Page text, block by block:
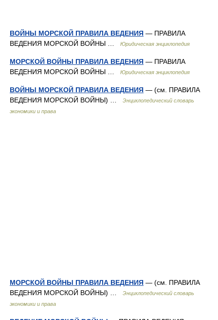
ВОЙНЫ МОРСКОЙ ПРАВИЛА ВЕДЕНИЯ — ПРАВИЛА
ВЕДЕНИЯ МОРСКОЙ ВОЙНЫ …
Юридическая энциклопедия
МОРСКОЙ ВОЙНЫ ПРАВИЛА ВЕДЕНИЯ — ПРАВИЛА
ВЕДЕНИЯ МОРСКОЙ ВОЙНЫ …
Юридическая энциклопедия
ВОЙНЫ МОРСКОЙ ПРАВИЛА ВЕДЕНИЯ — (см. ПРАВИЛА
ВЕДЕНИЯ МОРСКОЙ ВОЙНЫ) …
Энциклопедический словарь
экономики и права
МОРСКОЙ ВОЙНЫ ПРАВИЛА ВЕДЕНИЯ — (см. ПРАВИЛА
ВЕДЕНИЯ МОРСКОЙ ВОЙНЫ) …
Энциклопедический словарь
экономики и права